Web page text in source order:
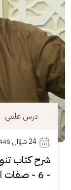
درس علمي
24
شرح كتاب
- 6 - صفات الله تعالى (العلم - الحياة)